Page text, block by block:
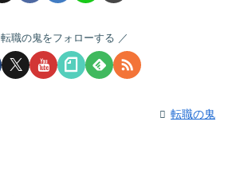
転職の鬼をフォローする
転職の鬼